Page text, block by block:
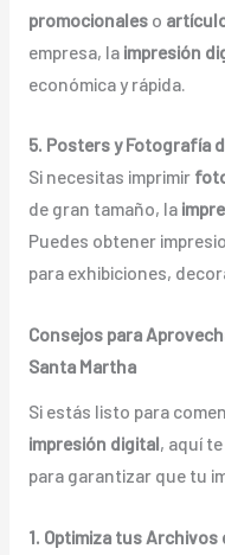
promocionaleso
empresa, la impresión
económica y rápida.
5. Posters y Fotografía
Si necesitas imprimir
de gran tamaño, la
Puedes obtener
para exhibiciones,
Consejos para
Santa Martha
Si estás listo para
impresión digital, aquí
para garantizar que tu
1. Optimiza tus Archivos